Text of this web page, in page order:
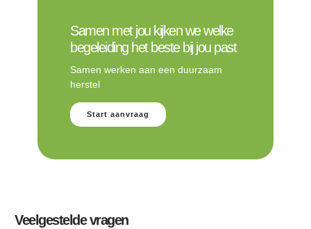
Samen met jou kijken we welke
begeleiding het beste bij jou past
Samen werken aan een duurzaam
herstel
Start aanvraag
Veelgestelde vragen